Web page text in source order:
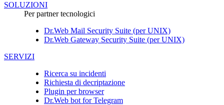
SOLUZIONI
Per partner tecnologici
Dr.Web Mail Security Suite (per UNIX)
Dr.Web Gateway Security Suite (per UNIX)
SERVIZI
Ricerca su incidenti
Richiesta di decriptazione
Plugin per browser
Dr.Web bot for Telegram